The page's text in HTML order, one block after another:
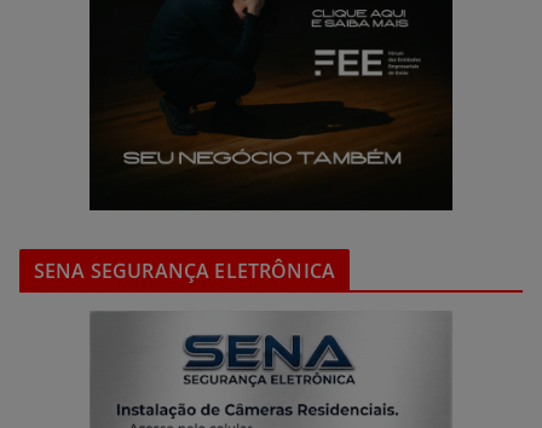
SENA SEGURANÇA ELETRÔNICA